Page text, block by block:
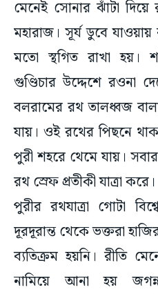
মেনেই সোনার ঝাঁটা দিয়ে
মহারাজ। সূর্য ডুবে যাওয়ায়
মতো স্থগিত রাখা হয়।
গুণ্ডিচার উদ্দেশে রওনা
বলরামের রথ তালধ্বজ
যায়। ওই রথের পিছনে
পুরী শহরে থেমে যায়।
রথ স্রেফ প্রতীকী যাত্রা করে।
পুরীর রথযাত্রা গোটা
দূরদূরান্ত থেকে ভক্তরা
ব্যতিক্রম হয়নি। রীতি
নামিয়ে আনা হয়